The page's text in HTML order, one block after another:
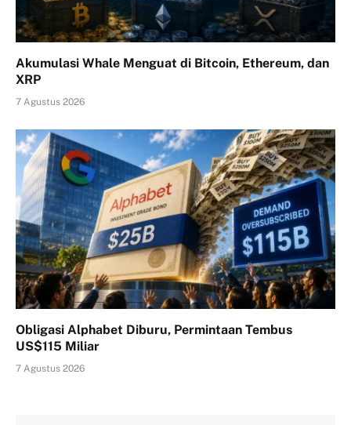
Akumulasi Whale Menguat di Bitcoin, Ethereum, dan
XRP
7 Agustus 2026
Obligasi Alphabet Diburu, Permintaan Tembus
US$115 Miliar
7 Agustus 2026